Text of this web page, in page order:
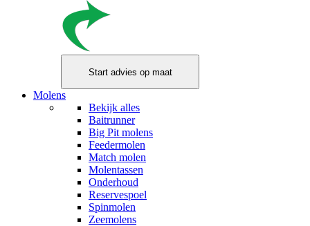
Molens
Bekijk alles
Baitrunner
Big Pit molens
Feedermolen
Match molen
Molentassen
Onderhoud
Reservespoel
Spinmolen
Zeemolens